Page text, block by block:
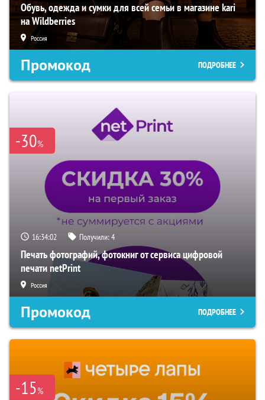
Обувь, одежда и сумки для всей семьи в магазине kari
на Wildberries
Россия
Промокод ПОДРОБНЕЕ
-30%
16:34:01 Получили:4
Печать фотографий, фотокниг от сервиса цифровой
печати netPrint
Россия
Промокод ПОДРОБНЕЕ
-15%